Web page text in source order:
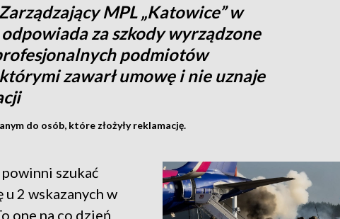
MPL „Katowice” w
za szkody wyrządzone
podmiotów
zawarł umowę i nie uznaje
do osób, które złożyły reklamację.
szukać
u 2 wskazanych w
one na co dzień